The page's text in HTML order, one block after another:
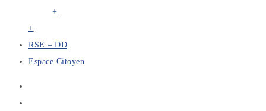
+
+
RSE – DD
Espace Citoyen